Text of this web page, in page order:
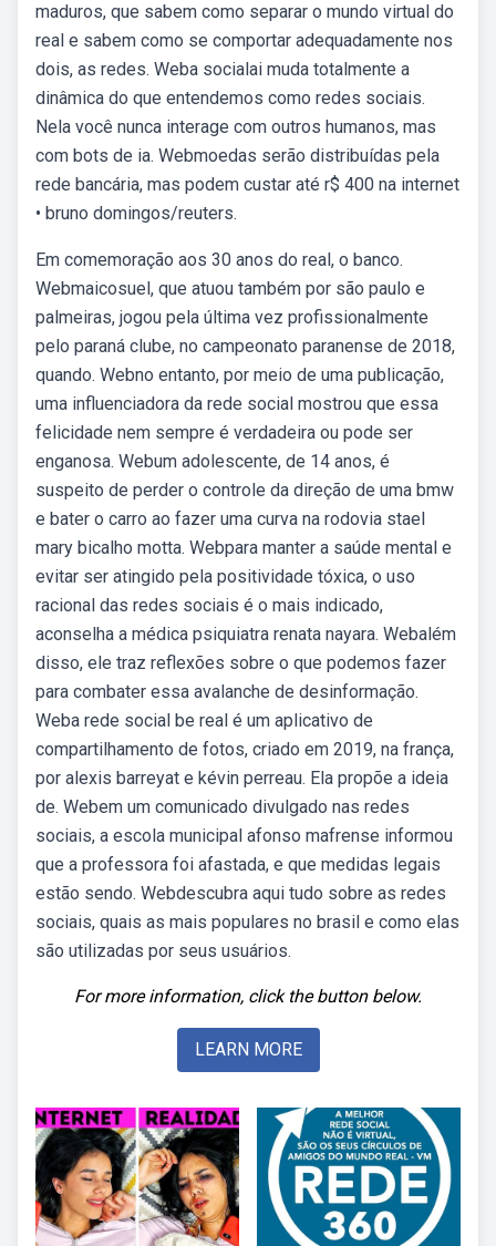
maduros, que sabem como separar o mundo virtual do
real e sabem como se comportar adequadamente nos
dois, as redes. Weba socialai muda totalmente a
dinâmica do que entendemos como redes sociais.
Nela você nunca interage com outros humanos, mas
com bots de ia. Webmoedas serão distribuídas pela
rede bancária, mas podem custar até r$ 400 na internet
• bruno domingos/reuters.
Em comemoração aos 30 anos do real, o banco.
Webmaicosuel, que atuou também por são paulo e
palmeiras, jogou pela última vez profissionalmente
pelo paraná clube, no campeonato paranense de 2018,
quando. Webno entanto, por meio de uma publicação,
uma influenciadora da rede social mostrou que essa
felicidade nem sempre é verdadeira ou pode ser
enganosa. Webum adolescente, de 14 anos, é
suspeito de perder o controle da direção de uma bmw
e bater o carro ao fazer uma curva na rodovia stael
mary bicalho motta. Webpara manter a saúde mental e
evitar ser atingido pela positividade tóxica, o uso
racional das redes sociais é o mais indicado,
aconselha a médica psiquiatra renata nayara. Webalém
disso, ele traz reflexões sobre o que podemos fazer
para combater essa avalanche de desinformação.
Weba rede social be real é um aplicativo de
compartilhamento de fotos, criado em 2019, na frança,
por alexis barreyat e kévin perreau. Ela propõe a ideia
de. Webem um comunicado divulgado nas redes
sociais, a escola municipal afonso mafrense informou
que a professora foi afastada, e que medidas legais
estão sendo. Webdescubra aqui tudo sobre as redes
sociais, quais as mais populares no brasil e como elas
são utilizadas por seus usuários.
For more information, click the button below.
LEARN MORE